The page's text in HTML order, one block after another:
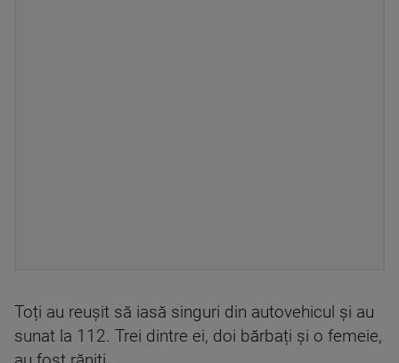
Toți au reușit să iasă singuri din autovehicul și au
sunat la 112. Trei dintre ei, doi bărbați și o femeie,